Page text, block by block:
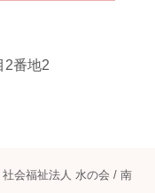
2番地2
会福祉法人 水の会 / 南